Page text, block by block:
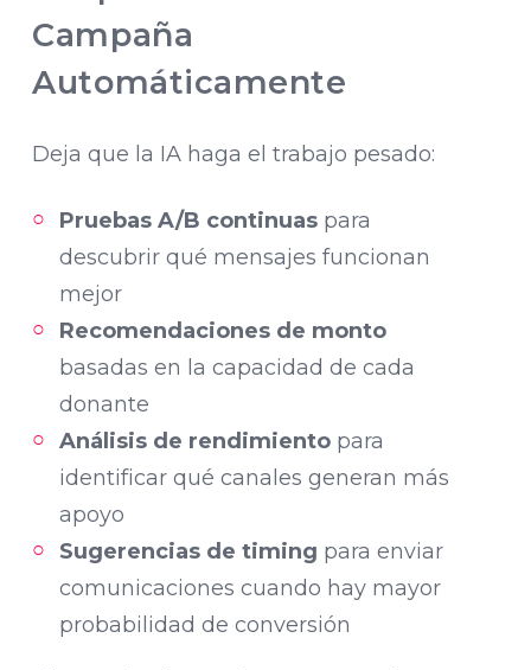
Campaña
Automáticamente
Deja que la IA haga el trabajo pesado:
Pruebas A/B continuaspara
descubrir qué mensajes funcionan
mejor
Recomendaciones de monto
basadas en la capacidad de cada
donante
Análisis de rendimientopara
identificar qué canales generan más
apoyo
Sugerencias de timing para enviar
comunicaciones cuando hay mayor
probabilidad de conversión